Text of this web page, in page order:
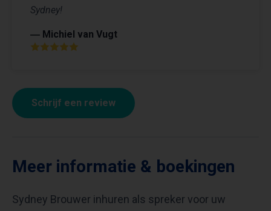
Sydney!
― Michiel van Vugt
Schrijf een review
Meer informatie & boekingen
Sydney Brouwer inhuren als spreker voor uw